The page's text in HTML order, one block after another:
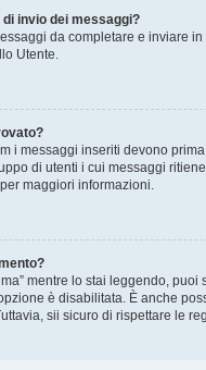
di invio dei messaggi?
da completare e inviare
Utente.
i messaggi inseriti devono
di utenti i cui messaggi
maggiori informazioni.
mentre lo stai leggendo,
è disabilitata. È anche
sii sicuro di rispettare le